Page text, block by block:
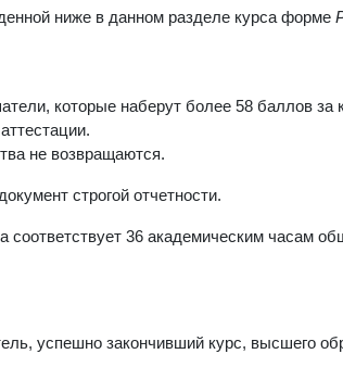
ниже в данном разделе курса форме
которые наберут более 58 баллов за
не возвращаются.
строгой отчетности.
соответствует 36 академическим часам
успешно закончивший курс, высшего